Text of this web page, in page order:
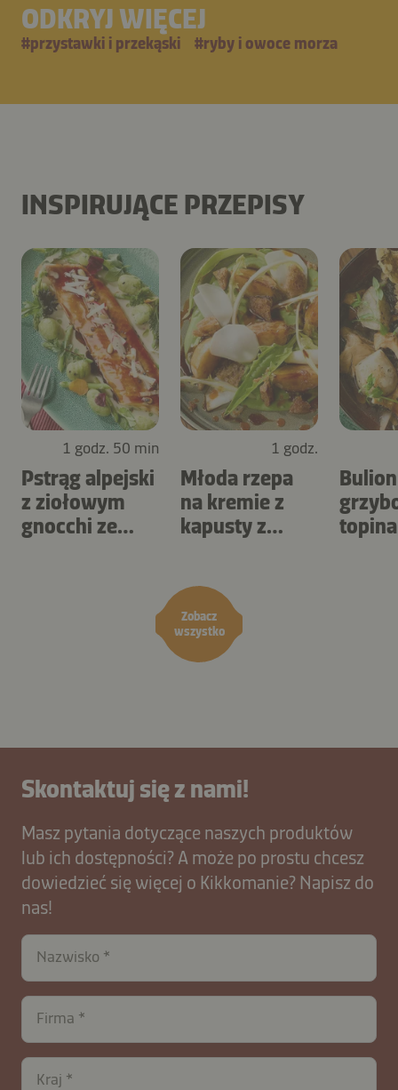
ODKRYJ WIĘCEJ
#przystawki i przekąski #ryby i owoce morza
INSPIRUJĄCE PRZEPISY
Zobacz
wszystko
1 godz. 50 min
Pstrąg alpejski
z ziołowym
gnocchi ze
1 godz.
Młoda rzepa
na kremie z
kapusty z
Bulion
Skontaktuj się z nami!
Masz pytania dotyczące naszych produktów
lub ich dostępności? A może po prostu chcesz
dowiedzieć się więcej o Kikkomanie? Napisz do
nas!
Nazwisko
contactPL-
B2B-
27970-
VgRHm0BFo6YxIT83J
Firma
Kraj